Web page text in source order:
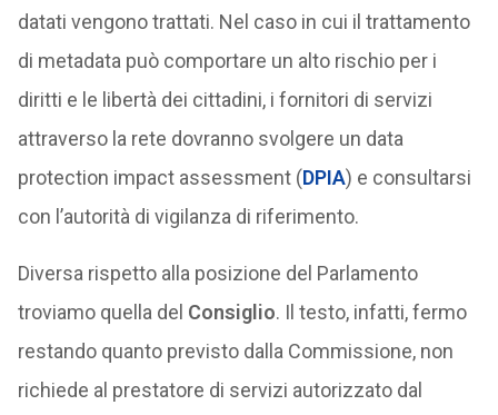
datati vengono trattati. Nel caso in cui il trattamento
di metadata può comportare un alto rischio per i
diritti e le libertà dei cittadini, i fornitori di servizi
attraverso la rete dovranno svolgere un data
protection impact assessment (DPIA) e consultarsi
con l’autorità di vigilanza di riferimento.
Diversa rispetto alla posizione del Parlamento
troviamo quella del Consiglio. Il testo, infatti, fermo
restando quanto previsto dalla Commissione, non
richiede al prestatore di servizi autorizzato dal